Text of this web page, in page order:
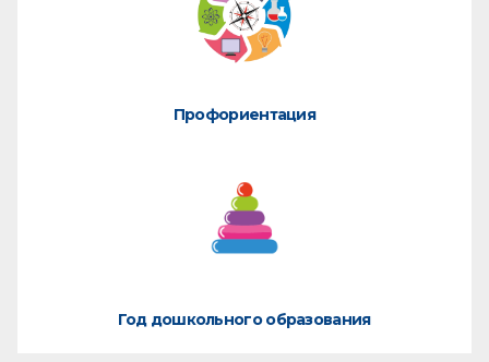
Профориентация
Год дошкольного образования